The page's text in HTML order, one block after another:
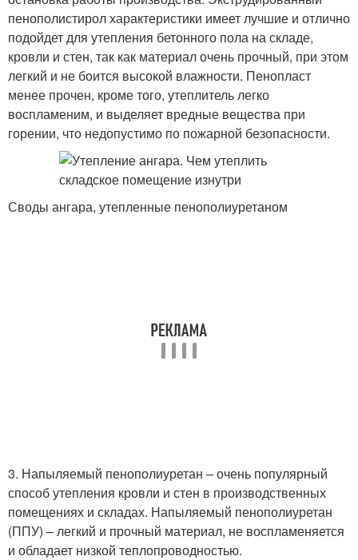
пенополистирол характеристики имеет лучшие и отлично
подойдет для утепления бетонного пола на складе,
кровли и стен, так как материал очень прочный, при этом
легкий и не боится высокой влажности. Пенопласт
менее прочен, кроме того, утеплитель легко
воспламеним, и выделяет вредные вещества при
горении, что недопустимо по пожарной безопасности.
Своды ангара, утепленные пенополиуретаном
3. Напыляемый пенополиуретан – очень популярный
способ утепления кровли и стен в производственных
помещениях и складах. Напыляемый пенополиуретан
(ППУ) – легкий и прочный материал, не воспламеняется
и обладает низкой теплопроводностью.